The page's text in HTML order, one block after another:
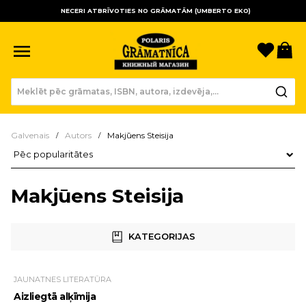
NECERI ATBRĪVOTIES NO GRĀMATĀM (UMBERTO EKO)
Galvenais Autors Makjūens Steisija
Makjūens Steisija
KATEGORIJAS
JAUNATNES LITERATŪRA
Aizliegtā alķīmija